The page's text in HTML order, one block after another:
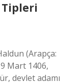
Tipleri
(Arapça:
devlet adamı